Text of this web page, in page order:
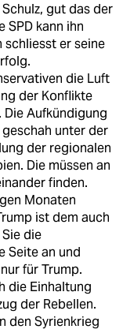
gut das der
kann ihn
er seine
die Luft
der Konflikte
Aufkündigung
unter der
der regionalen
Die müssen an
finden.
Monaten
ist dem auch
die
Seite an und
für Trump.
die Einhaltung
der Rebellen.
den Syrienkrieg